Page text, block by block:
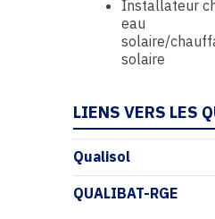
Installateur
eau
solaire/
solaire
LIENS VERS LES
Qualisol
QUALIBAT-RGE